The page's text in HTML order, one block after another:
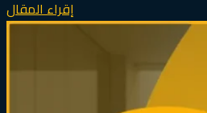
إقراء المقال